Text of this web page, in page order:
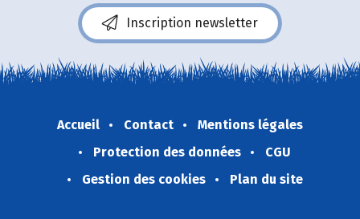
Inscription newsletter
Accueil Contact
Mentions légales
Protection des données
CGU
Gestion des cookies
Plan du site